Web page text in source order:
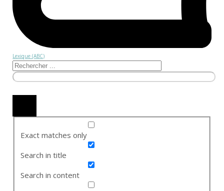
Lexique (ABC)
Exact matches only
Search in title
Search in content